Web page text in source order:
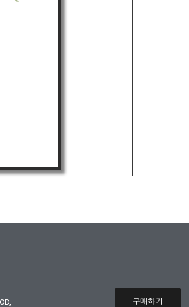
구매하기